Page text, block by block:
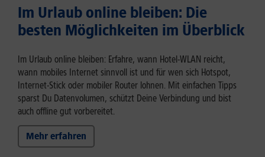
Im Urlaub online bleiben: Die
besten Möglichkeiten im Überblick
Im Urlaub online bleiben: Erfahre, wann Hotel-WLAN reicht,
wann mobiles Internet sinnvoll ist und für wen sich Hotspot,
Internet-Stick oder mobiler Router lohnen. Mit einfachen Tipps
sparst Du Datenvolumen, schützt Deine Verbindung und bist
auch offline gut vorbereitet.
Mehr erfahren